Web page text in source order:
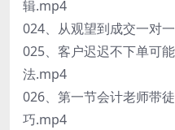
辑.mp4
024、从观望到成交一对
025、客户迟迟不下单可
法.mp4
026、第一节会计老师带
巧.mp4